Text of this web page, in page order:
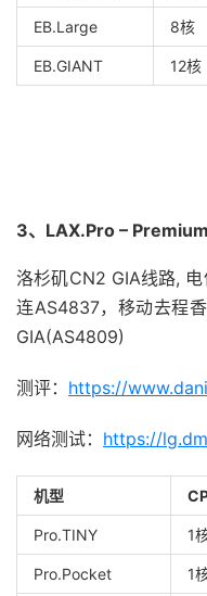
EB.Large 8核
EB.GIANT 12核
3、LAX.Pro –
洛杉矶CN2 GIA线路,
连AS4837，移动去程
GIA(AS4809)
测评： https://
网络测试： https://
机型
Pro.TINY 1
Pro.Pocket 1